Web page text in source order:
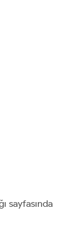
sayfasında